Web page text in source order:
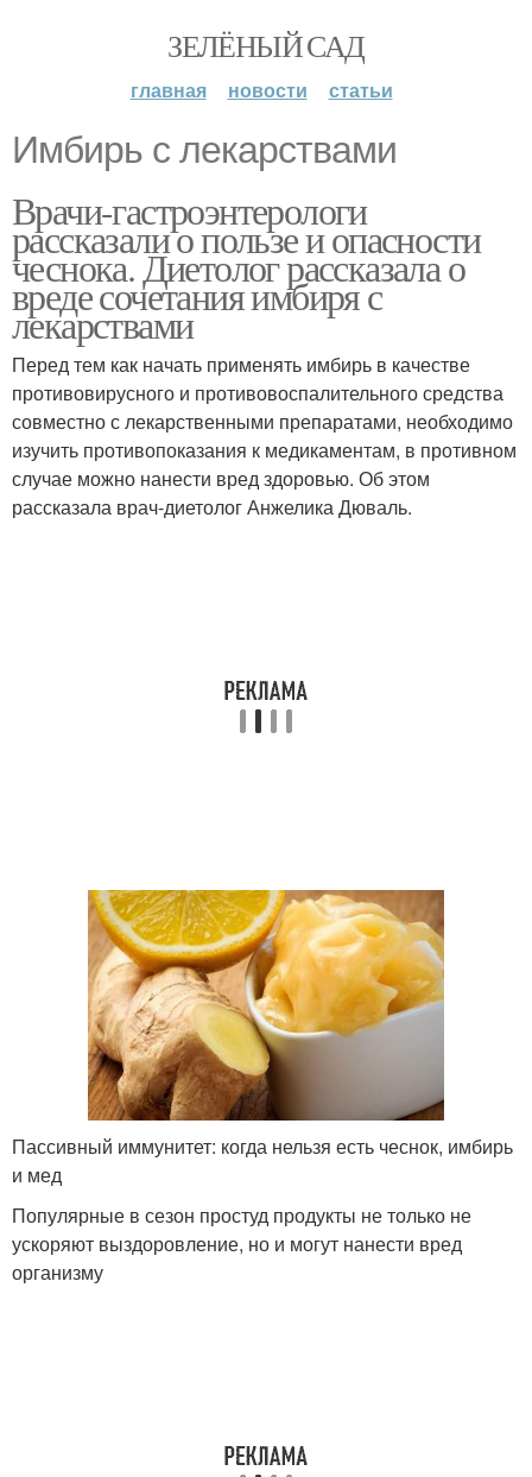
ЗЕЛЁНЫЙ САД
главная новости статьи
Имбирь с лекарствами
Врачи-гастроэнтерологи
рассказали о пользе и опасности
чеснока. Диетолог рассказала о
вреде сочетания имбиря с
лекарствами
Перед тем как начать применять имбирь в качестве
противовирусного и противовоспалительного средства
совместно с лекарственными препаратами, необходимо
изучить противопоказания к медикаментам, в противном
случае можно нанести вред здоровью. Об этом
рассказала врач-диетолог Анжелика Дюваль.
Пассивный иммунитет: когда нельзя есть чеснок, имбирь
и мед
Популярные в сезон простуд продукты не только не
ускоряют выздоровление, но и могут нанести вред
организму